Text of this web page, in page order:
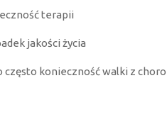
terapii
jakości życia
często konieczność walki z